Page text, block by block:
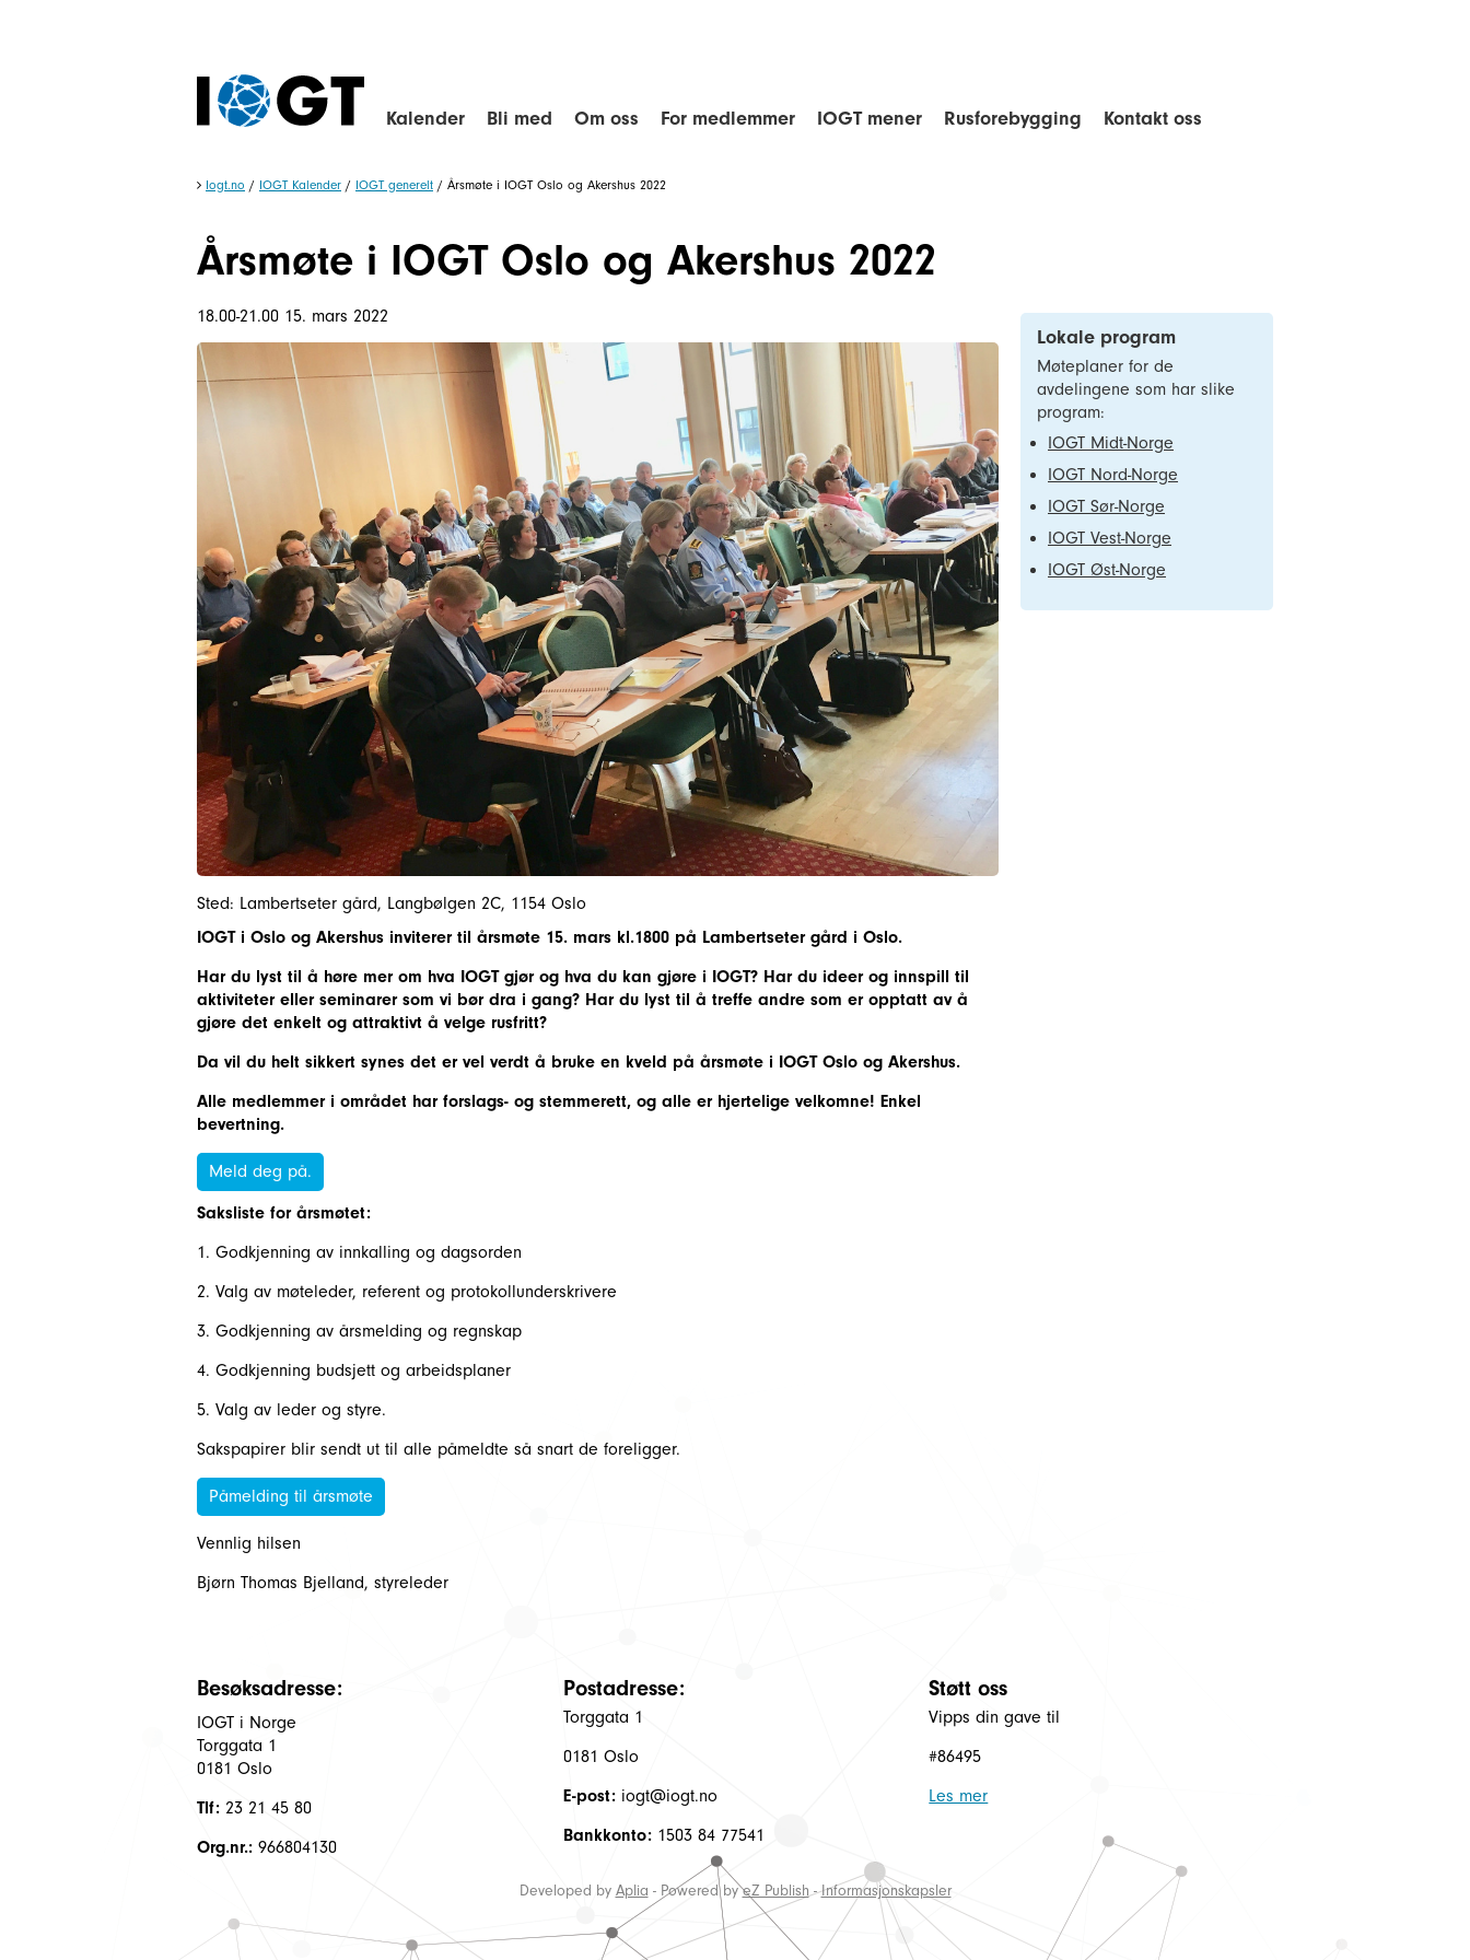
Kalender Bli med Om oss For medlemmer IOGT mener Rusforebygging Kontakt oss
Iogt.no / IOGT Kalender / IOGT generelt / Årsmøte i IOGT Oslo og Akershus 2022
Årsmøte i IOGT Oslo og Akershus 2022
18.00-21.00 15. mars 2022
Sted: Lambertseter gård, Langbølgen 2C, 1154 Oslo
IOGT i Oslo og Akershus inviterer til årsmøte 15. mars kl.1800 på Lambertseter gård i Oslo.
Har du lyst til å høre mer om hva IOGT gjør og hva du kan gjøre i IOGT? Har du ideer og innspill til
aktiviteter eller seminarer som vi bør dra i gang? Har du lyst til å treffe andre som er opptatt av å
gjøre det enkelt og attraktivt å velge rusfritt?
Da vil du helt sikkert synes det er vel verdt å bruke en kveld på årsmøte i IOGT Oslo og Akershus.
Alle medlemmer i området har forslags- og stemmerett, og alle er hjertelige velkomne! Enkel
bevertning.
Meld deg på.
Saksliste for årsmøtet:
1. Godkjenning av innkalling og dagsorden
2. Valg av møteleder, referent og protokollunderskrivere
3. Godkjenning av årsmelding og regnskap
4. Godkjenning budsjett og arbeidsplaner
5. Valg av leder og styre.
Sakspapirer blir sendt ut til alle påmeldte så snart de foreligger.
Påmelding til årsmøte
Vennlig hilsen
Bjørn Thomas Bjelland, styreleder
Lokale program
Møteplaner for de
avdelingene som har slike
program:
IOGT Midt-Norge
IOGT Nord-Norge
IOGT Sør-Norge
IOGT Vest-Norge
IOGT Øst-Norge
Besøksadresse:
IOGT i Norge
Torggata 1
0181 Oslo
Tlf: 23 21 45 80
Org.nr.: 966804130
Postadresse:
Torggata 1
0181 Oslo
E-post:iogt@iogt.no
Bankkonto:1503 84 77541
Støtt oss
Vipps din gave til
#86495
Les mer
Developed by Aplia - Powered byeZ Publish-Informasjonskapsler